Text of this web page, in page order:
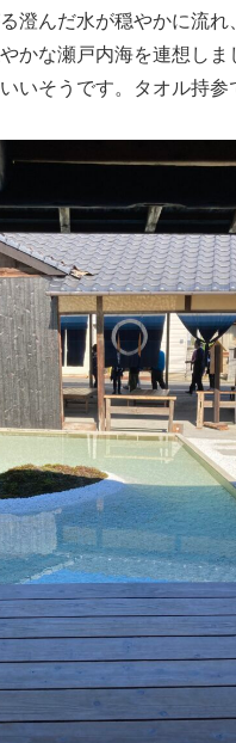
澄んだ水が穏やかに流れ
かな瀬戸内海を連想しま
いそうです。タオル持参